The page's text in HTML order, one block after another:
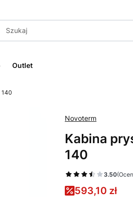
Outlet
140
Novoterm
Kabina
140
3.50
593,10 zł